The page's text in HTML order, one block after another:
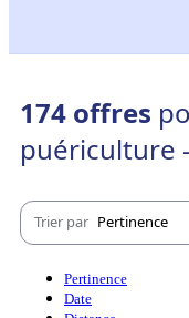
174 offres
puériculture
Trier par Pertinence
Pertinence
Date